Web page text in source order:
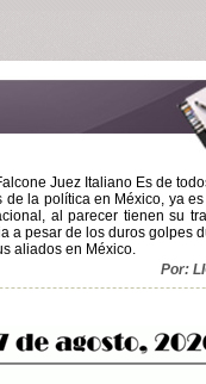
Juez Italiano Es de
la política en México, ya
al parecer tienen su
a pesar de los duros golpes
aliados en México.
Por: